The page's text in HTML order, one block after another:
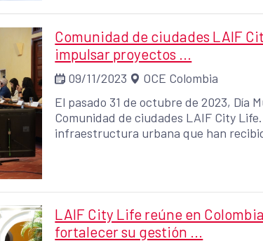
Comunidad de ciudades LAIF
impulsar proyectos ...
09/11/2023
OCE Colombia
El pasado 31 de octubre de 2023, Día
Comunidad de ciudades LAIF City
infraestructura urbana que han
LAIF City Life reúne en
fortalecer su gestión ...